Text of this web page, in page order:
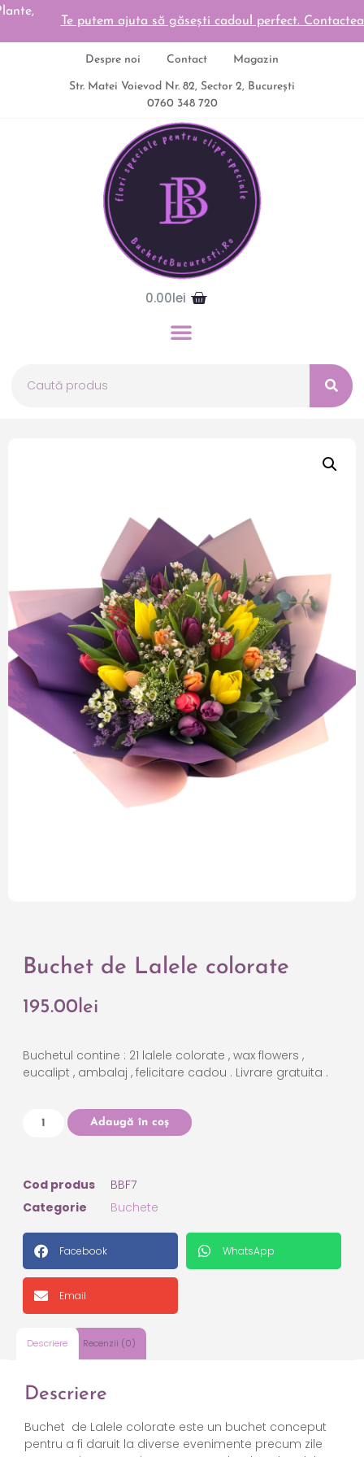
Te putem ajuta să găsești cadoul perfect. Contacteaza-ne
Despre noi Contact Magazin
Str. Matei Voievod Nr. 82, Sector 2, București
0760 348 720
0.00lei
Buchet de Lalele colorate
195.00lei
Buchetul contine : 21 lalele colorate , wax flowers ,
eucalipt , ambalaj , felicitare cadou . Livrare gratuita .
Adaugă în coș
Cod produs
BBF7
Categorie
Buchete
Facebook WhatsApp
Email
Descriere Recenzii (0)
Descriere
Buchet de Lalele colorate este un buchet conceput
pentru a fi daruit la diverse evenimente precum zile